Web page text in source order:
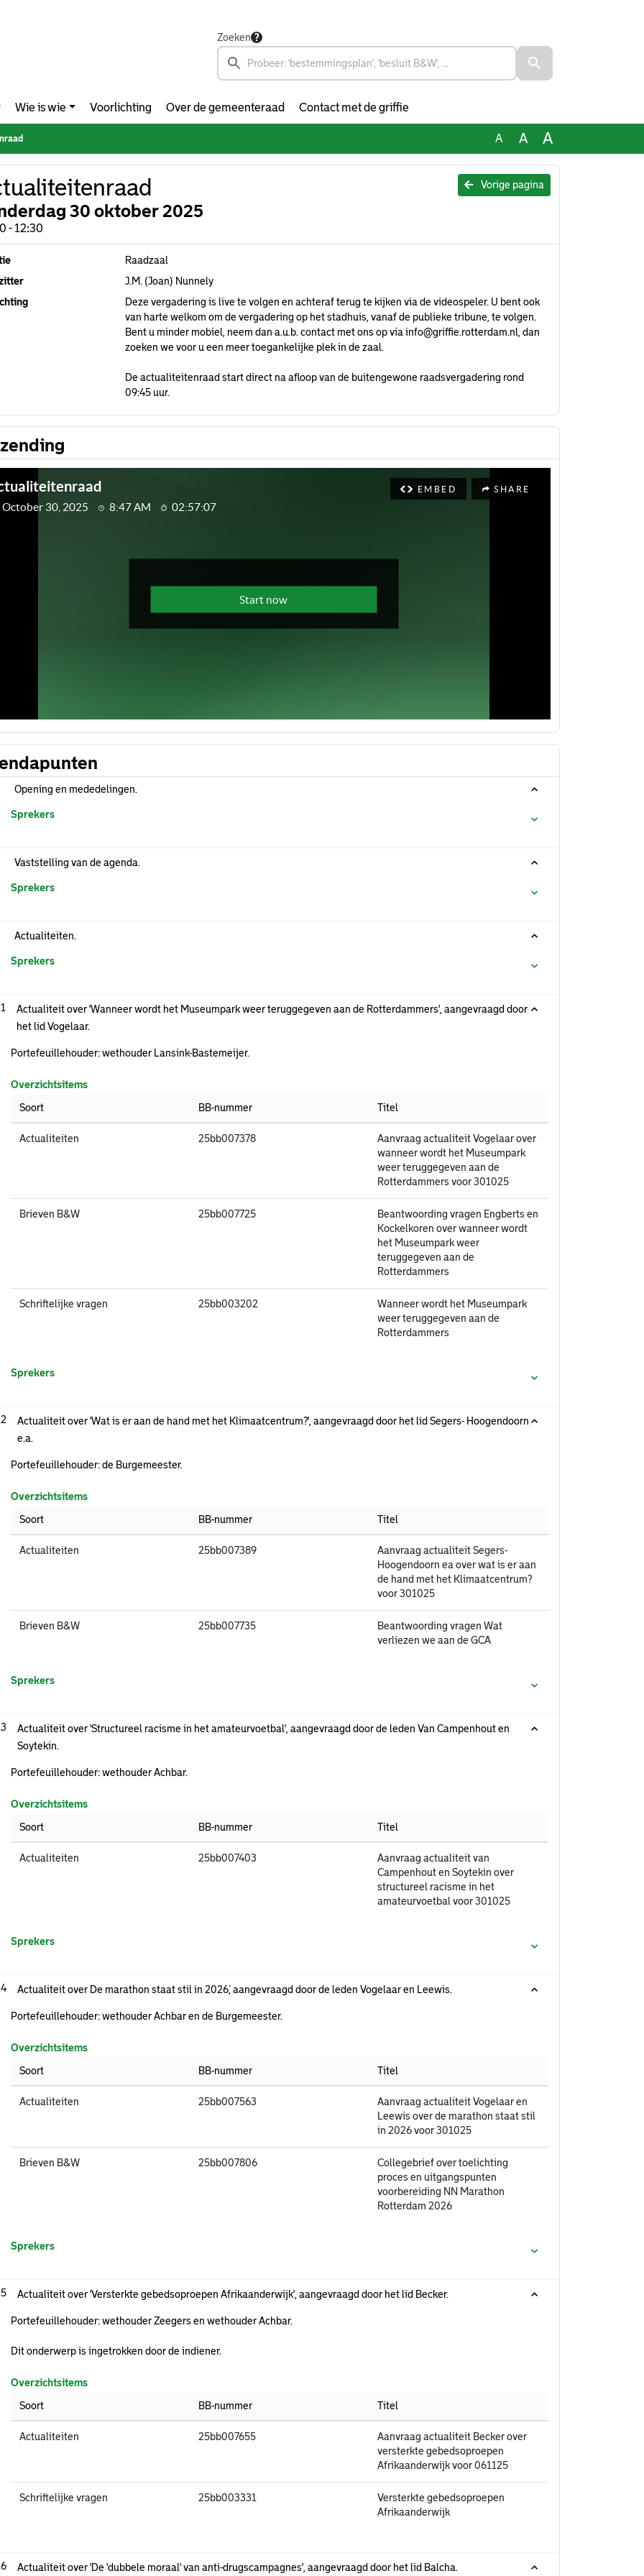
Zoeken
Wie is wie Voorlichting Over de gemeenteraad Contact met de griffie
A A A
Vorige pagina
30 oktober 2025
- 12:30
Raadzaal
J.M. (Joan) Nunnely
Deze vergadering is live te volgen en achteraf terug te kijken via de videospeler. U bent ook
van harte welkom om de vergadering op het stadhuis, vanaf de publieke tribune, te volgen.
Bent u minder mobiel, neem dan a.u.b. contact met ons op viainfo@griffie.rotterdam.nl , dan
zoeken we voor u een meer toegankelijke plek in de zaal.
De actualiteitenraad start direct na afloop van de buitengewone raadsvergadering rond
09:45 uur.
Opening en mededelingen.
Sprekers
Vaststelling van de agenda.
Sprekers
Actualiteiten.
Sprekers
Actualiteit over 'Wanneer wordt het Museumpark weer teruggegeven aan de Rotterdammers', aangevraagd door
het lid Vogelaar.
Portefeuillehouder: wethouder Lansink-Bastemeijer.
Overzichtsitems
Soort
BB-nummer Titel
Actualiteiten 25bb007378
Aanvraag actualiteit Vogelaar over
wanneer wordt het Museumpark
weer teruggegeven aan de
Rotterdammers voor 301025
Brieven B&W 25bb007725
Beantwoording vragen Engberts en
Kockelkoren over wanneer wordt
het Museumpark weer
teruggegeven aan de
Rotterdammers
Schriftelijke vragen 25bb003202
Wanneer wordt het Museumpark
weer teruggegeven aan de
Rotterdammers
Sprekers
Actualiteit over 'Wat is er aan de hand met het Klimaatcentrum?', aangevraagd door het lid Segers- Hoogendoorn
e.a.
Portefeuillehouder: de Burgemeester.
Overzichtsitems
Soort
BB-nummer Titel
Actualiteiten 25bb007389
Aanvraag actualiteit Segers-
Hoogendoorn ea over wat is er aan
de hand met het Klimaatcentrum?
voor 301025
Brieven B&W 25bb007735
Beantwoording vragen Wat
verliezen we aan de GCA
Sprekers
Actualiteit over 'Structureel racisme in het amateurvoetbal', aangevraagd door de leden Van Campenhout en
Soytekin.
Portefeuillehouder: wethouder Achbar.
Overzichtsitems
Soort
BB-nummer Titel
Actualiteiten 25bb007403
Aanvraag actualiteit van
Campenhout en Soytekin over
structureel racisme in het
amateurvoetbal voor 301025
Sprekers
Actualiteit over ´De marathon staat stil in 2026´, aangevraagd door de leden Vogelaar en Leewis.
Portefeuillehouder: wethouder Achbar en de Burgemeester.
Overzichtsitems
Soort
BB-nummer Titel
Actualiteiten 25bb007563
Aanvraag actualiteit Vogelaar en
Leewis over de marathon staat stil
in 2026 voor 301025
Brieven B&W 25bb007806
Collegebrief over toelichting
proces en uitgangspunten
voorbereiding NN Marathon
Rotterdam 2026
Sprekers
Actualiteit over 'Versterkte gebedsoproepen Afrikaanderwijk', aangevraagd door het lid Becker.
Portefeuillehouder: wethouder Zeegers en wethouder Achbar.
Dit onderwerp is ingetrokken door de indiener.
Overzichtsitems
Soort
BB-nummer Titel
Actualiteiten 25bb007655
Aanvraag actualiteit Becker over
versterkte gebedsoproepen
Afrikaanderwijk voor 061125
Schriftelijke vragen 25bb003331
Versterkte gebedsoproepen
Afrikaanderwijk
Actualiteit over 'De 'dubbele moraal' van anti-drugscampagnes', aangevraagd door het lid Balcha.